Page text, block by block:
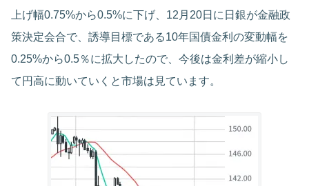
上げ幅0.75%から0.5%に下げ、12月20日に日銀が金融政
策決定会合で、誘導目標である10年国債金利の変動幅を
0.25%から0.5％に拡大したので、今後は金利差が縮小し
て円高に動いていくと市場は見ています。